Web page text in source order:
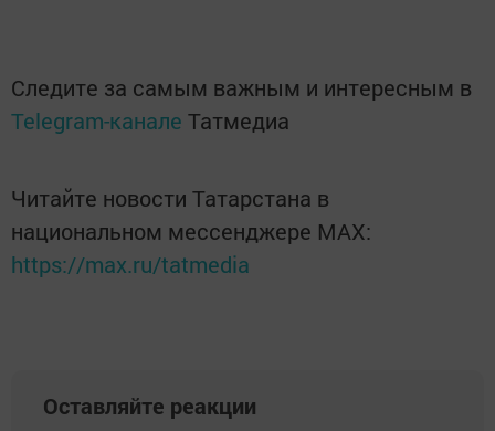
Следите за самым важным и интересным в
Telegram-канале Татмедиа
Читайте новости Татарстана в
национальном мессенджере MАХ:
https://max.ru/tatmedia
Оставляйте реакции